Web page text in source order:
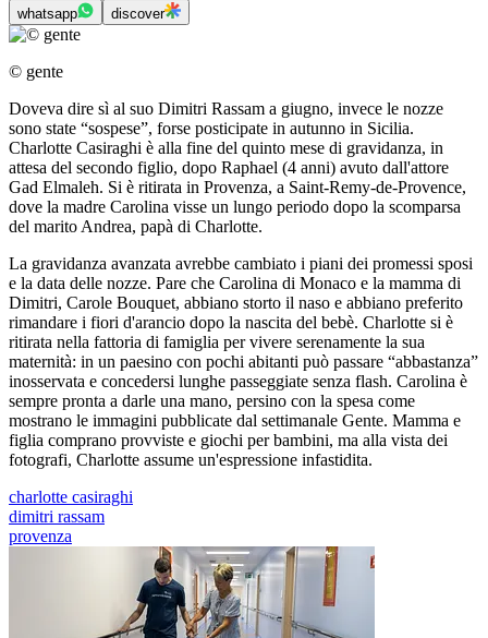
whatsapp discover
© gente
Doveva dire sì al suo Dimitri Rassam a giugno, invece le nozze
sono state “sospese”, forse posticipate in autunno in Sicilia.
Charlotte Casiraghi è alla fine del quinto mese di gravidanza, in
attesa del secondo figlio, dopo Raphael (4 anni) avuto dall'attore
Gad Elmaleh. Si è ritirata in Provenza, a Saint-Remy-de-Provence,
dove la madre Carolina visse un lungo periodo dopo la scomparsa
del marito Andrea, papà di Charlotte.
La gravidanza avanzata avrebbe cambiato i piani dei promessi sposi
e la data delle nozze. Pare che Carolina di Monaco e la mamma di
Dimitri, Carole Bouquet, abbiano storto il naso e abbiano preferito
rimandare i fiori d'arancio dopo la nascita del bebè. Charlotte si è
ritirata nella fattoria di famiglia per vivere serenamente la sua
maternità: in un paesino con pochi abitanti può passare “abbastanza”
inosservata e concedersi lunghe passeggiate senza flash. Carolina è
sempre pronta a darle una mano, persino con la spesa come
mostrano le immagini pubblicate dal settimanale Gente. Mamma e
figlia comprano provviste e giochi per bambini, ma alla vista dei
fotografi, Charlotte assume un'espressione infastidita.
charlotte casiraghi
dimitri rassam
provenza